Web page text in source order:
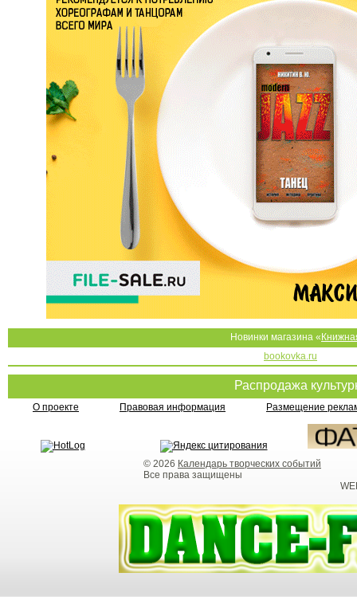
Новинки магазина «
bookovka.ru
Распродажа
О проекте Правовая информация Размещение
© 2026 Календарь творческих событий
Все права защищены